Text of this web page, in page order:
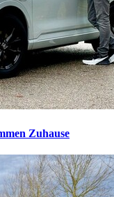
Zuhause